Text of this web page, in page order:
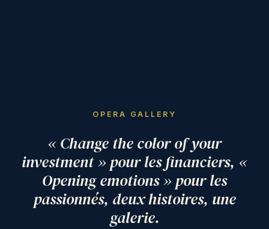
OPERA GALLERY
« Change the color of your
investment » pour les financiers, «
Opening emotions » pour les
passionnés, deux histoires, une
galerie.